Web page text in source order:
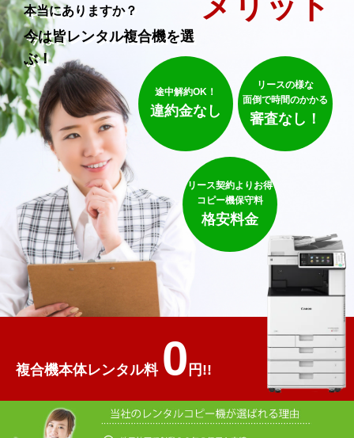
本当にありますか？
今は皆レンタル複合機を選
ぶ！
途中解約OK！
違約金なし
リースの様な
面倒で時間のかかる
審査なし！
リース契約よりお得
コピー機保守料
格安料金
複合機本体レンタル料 0 円!!